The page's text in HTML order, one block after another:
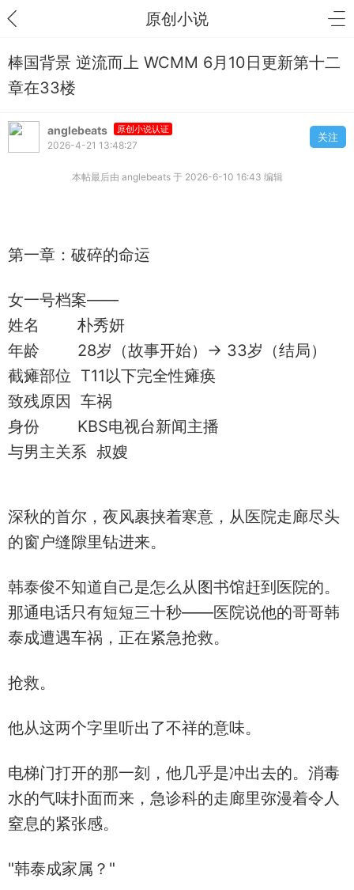
原创小说
棒国背景 逆流而上 WCMM 6月10日更新第十二
章在33楼
anglebeats 原创小说认证
2026-4-21 13:48:27
关注
本帖最后由 anglebeats 于 2026-6-10 16:43 编辑
第一章：破碎的命运
女一号档案——
姓名 朴秀妍
年龄 28岁（故事开始）→ 33岁（结局）
截瘫部位 T11以下完全性瘫痪
致残原因 车祸
身份 KBS电视台新闻主播
与男主关系 叔嫂
深秋的首尔，夜风裹挟着寒意，从医院走廊尽头
的窗户缝隙里钻进来。
韩泰俊不知道自己是怎么从图书馆赶到医院的。
那通电话只有短短三十秒——医院说他的哥哥韩
泰成遭遇车祸，正在紧急抢救。
抢救。
他从这两个字里听出了不祥的意味。
电梯门打开的那一刻，他几乎是冲出去的。消毒
水的气味扑面而来，急诊科的走廊里弥漫着令人
窒息的紧张感。
"韩泰成家属？"